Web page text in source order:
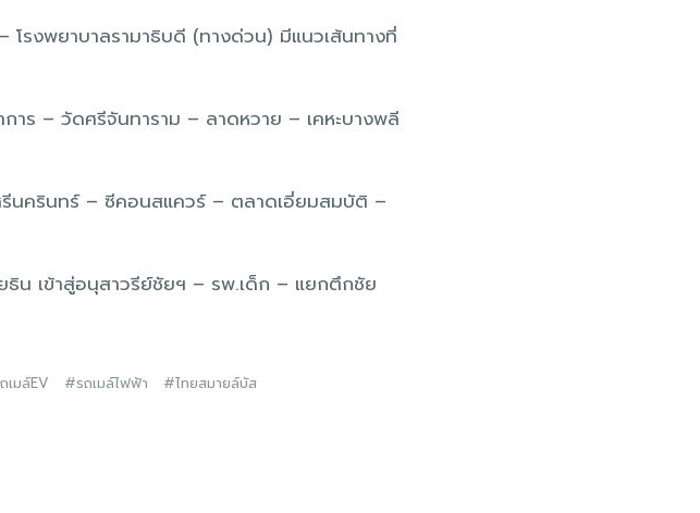
รงพยาบาลรามาธิบดี (ทางด่วน) มีแนวเส้นทางที่
ร – วัดศรีจันทาราม – ลาดหวาย – เคหะบางพลี
นครินทร์ – ซีคอนสแควร์ – ตลาดเอี่ยมสมบัติ –
น เข้าสู่อนุสาวรีย์ชัยฯ – รพ.เด็ก – แยกตึกชัย
เมล์EV รถเมล์ไฟฟ้า ไทยสมายล์บัส